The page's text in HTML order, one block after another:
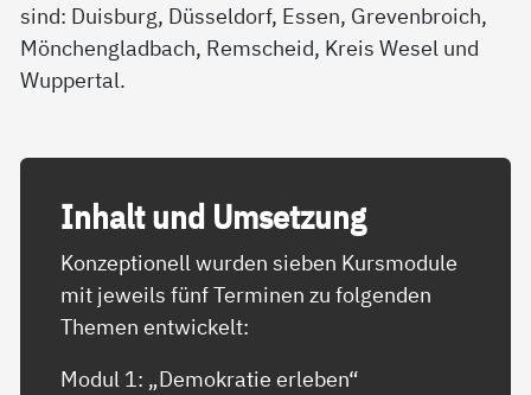
sind: Duisburg, Düsseldorf, Essen, Grevenbroich,
Mönchengladbach, Remscheid, Kreis Wesel und
Wuppertal.
In­halt und Um­set­zung
Konzeptionell wurden sieben Kursmodule
mit jeweils fünf Terminen zu folgenden
Themen entwickelt:
Modul 1: „Demokratie erleben“